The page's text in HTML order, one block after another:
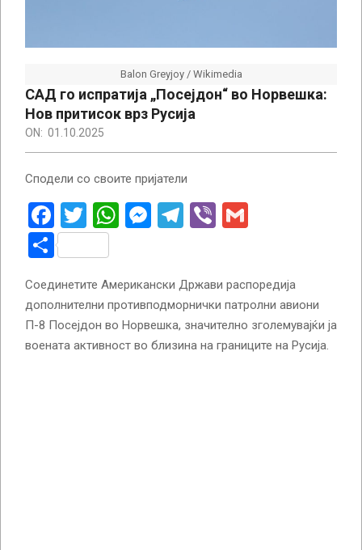
Balon Greyjoy / Wikimedia
САД го испратија „Посејдон“ во Норвешка:
Нов притисок врз Русија
ON: 01.10.2025
Сподели со своите пријатели
Facebook
Twitter
WhatsApp
Messenger
Telegram
Viber
Share
Соединетите Американски Држави распоредија
дополнителни противподморнички патролни авиони
П-8 Посејдон во Норвешка, значително зголемувајќи ја
воената активност во близина на границите на Русија.